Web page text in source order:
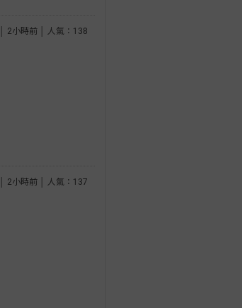
│ 2小時前 │ 人氣：138
│ 2小時前 │ 人氣：137